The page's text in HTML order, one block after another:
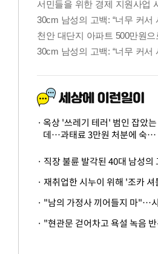
옥상 '쓰레기 테러' 범인 잡았는
데…과태료 3만원 처분에 숙박업